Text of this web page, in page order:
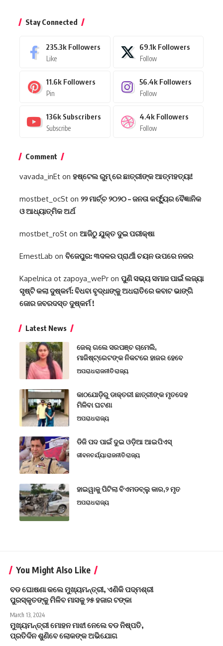
Stay Connected
235.3k Followers
Like
69.1k Followers
Follow
11.6k Followers
Pin
56.4k Followers
Follow
136k Subscribers
Subscribe
4.4k Followers
Follow
Comment
vavada_inEt on ହଷ୍ଟେଲ ରୁମ୍ ରେ ଛାତ୍ରୀଙ୍କ ଆତ୍ମହତ୍ୟା!
mostbet_ocSt on ୨୨ ମାର୍ଚ୍ଚ ୨୦୨୦ – ଜନତା କର୍ଫ୍ୟୁର ବୈଜ୍ଞାନିକ
ଓ ଆଧ୍ୟାତ୍ମିକ ଅର୍ଥ
mostbet_roSt on ଆଜିଠୁ ଯୁକ୍ତ ଦୁଇ ପରୀକ୍ଷା
ErnestLab on ବିଜେପୁର: ୩ଦଳର ପ୍ରାର୍ଥୀ ଚୟନ ଉପରେ ନଜର
Kapelnica ot zapoya_wePr on ପୁଣି ସଭ୍ୟ ସମାଜ ପାଇଁ ଲଜ୍ୟା
ସୃଷ୍ଟି କଲା ଦୁଷ୍କର୍ମ: ବିଧବା ବୃଦ୍ଧାଙ୍କୁ ଅଧରାତିରେ କବାଟ ଭାଙ୍ଗି
ଜୋର ଜବରଦସ୍ତ ଦୁଷ୍କର୍ମ !
Latest News
ଜେଲ୍ ଗଲେ ସରପଞ୍ଚ ଚାମେଲି,
ମାଜିଷ୍ଟ୍ରେଟଙ୍କ ନିକଟରେ ହାଜର ହେବେ
ଅପରାଧରାଜନୀତିରାଜ୍ୟ
କାଠଯୋଡ଼ିରୁ ଡାକ୍ତରୀ ଛାତ୍ରୀଙ୍କ ମୃତଦେହ
ମିଳିବା ଘଟଣା
ଅପରାଧରାଜ୍ୟ
ଡିଜି ପଦ ପାଇଁ ଦୁଇ ଓଡ଼ିଆ ଆଇପିଏସ୍
ଜୀବନଚର୍ଯ୍ୟାରାଜନୀତିରାଜ୍ୟ
ହାଇୱାକୁ ପିଟିଲା ବିଏମଡବ୍ଲୁ କାର,୨ ମୃତ
ଅପରାଧରାଜ୍ୟ
You Might Also Like
ବଡ ଘୋଷଣା କଲେ ମୁଖ୍ୟମନ୍ତ୍ରୀ, ଏଣିକି ପଦ୍ମଶ୍ରୀ
ପୁରସ୍କୃତଙ୍କୁ ମିଳିବ ମାସକୁ ୨୫ ହଜାର ଟଙ୍କା
March 13, 2024
ମୁଖ୍ୟମନ୍ତ୍ରୀ ମୋହନ ମାଝୀ ନେଲେ ବଡ ନିଷ୍ପତି,
ପ୍ରତିଦିନ ଶୁଣିବେ ଲୋକଙ୍କ ଅଭିଯୋଗ